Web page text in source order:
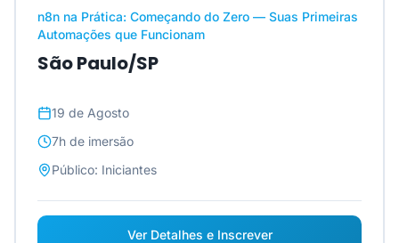
n8n na Prática: Começando do Zero — Suas Primeiras
Automações que Funcionam
São Paulo/SP
19 de Agosto
7h de imersão
Público: Iniciantes
Ver Detalhes e Inscrever